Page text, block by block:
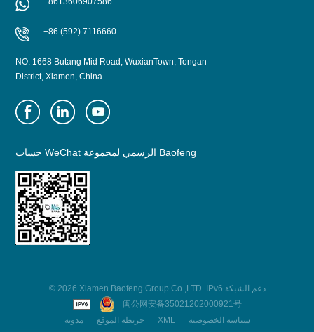
+86 (592) 7116660
NO. 1668 Butang Mid Road, WuxianTown, Tongan
District, Xiamen, China
حساب WeChat الرسمي لمجموعة Baofeng
© 2026 Xiamen Baofeng Group Co.,LTD. IPv6 دعم الشبكة
闽公网安备35021202000921号
مدونة
خريطة الموقع XML سياسة الخصوصية